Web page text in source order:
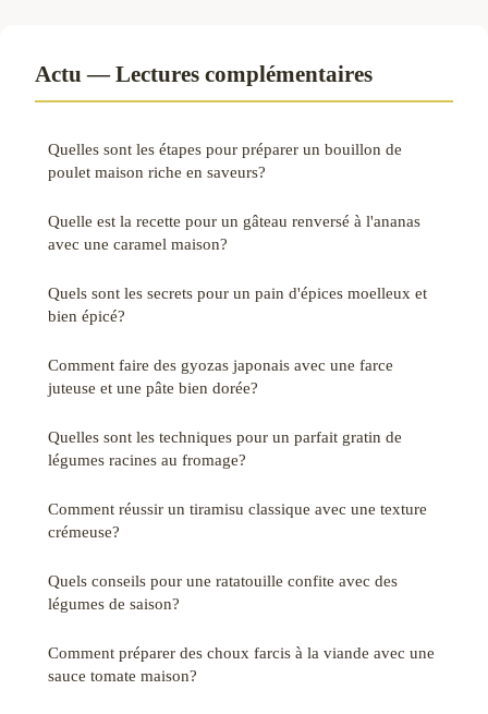
Actu — Lectures complémentaires
Quelles sont les étapes pour préparer un bouillon de
poulet maison riche en saveurs?
Quelle est la recette pour un gâteau renversé à l'ananas
avec une caramel maison?
Quels sont les secrets pour un pain d'épices moelleux et
bien épicé?
Comment faire des gyozas japonais avec une farce
juteuse et une pâte bien dorée?
Quelles sont les techniques pour un parfait gratin de
légumes racines au fromage?
Comment réussir un tiramisu classique avec une texture
crémeuse?
Quels conseils pour une ratatouille confite avec des
légumes de saison?
Comment préparer des choux farcis à la viande avec une
sauce tomate maison?